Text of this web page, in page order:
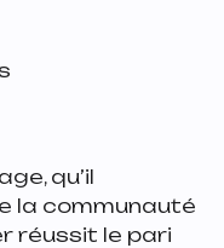
qu’il
la communauté
réussit le pari